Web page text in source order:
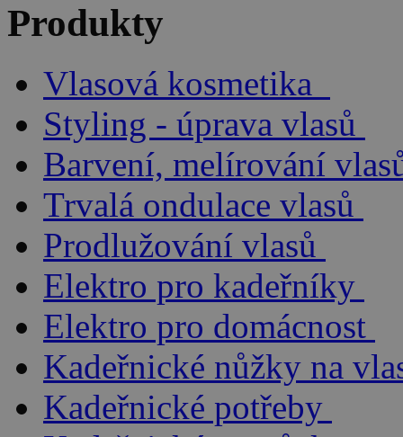
Produkty
Vlasová kosmetika
Styling - úprava vlasů
Barvení, melírování
Trvalá ondulace vlasů
Prodlužování vlasů
Elektro pro kadeřníky
Elektro pro domácnost
Kadeřnické nůžky na
Kadeřnické potřeby